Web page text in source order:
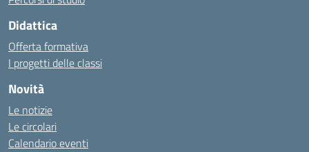
Didattica
Offerta formativa
I progetti delle classi
Novità
Le notizie
Le circolari
Calendario eventi